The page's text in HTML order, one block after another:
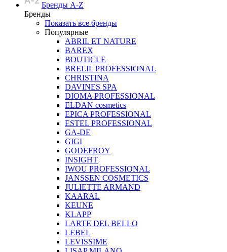
Бренды A-Z
Бренды
Показать все бренды
Популярные
ABRIL ET NATURE
BAREX
BOUTICLE
BRELIL PROFESSIONAL
CHRISTINA
DAVINES SPA
DIOMA PROFESSIONAL
ELDAN cosmetics
EPICA PROFESSIONAL
ESTEL PROFESSIONAL
GA-DE
GIGI
GODEFROY
INSIGHT
IWOU PROFESSIONAL
JANSSEN COSMETICS
JULIETTE ARMAND
KAARAL
KEUNE
KLAPP
LARTE DEL BELLO
LEBEL
LEVISSIME